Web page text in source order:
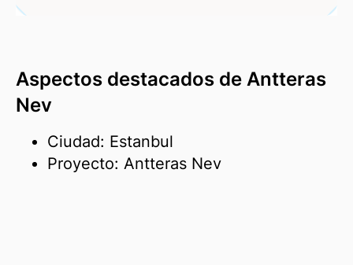
Aspectos destacados de Antteras
Nev
Ciudad: Estanbul
Proyecto: Antteras Nev